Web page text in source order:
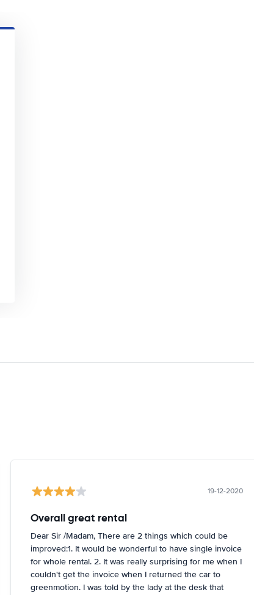
19-12-2020
Overall great rental
Dear Sir /Madam, There are 2 things which could be
improved:1. It would be wonderful to have single invoice
for whole rental. 2. It was really surprising for me when I
couldn't get the invoice when I returned the car to
greenmotion. I was told by the lady at the desk that